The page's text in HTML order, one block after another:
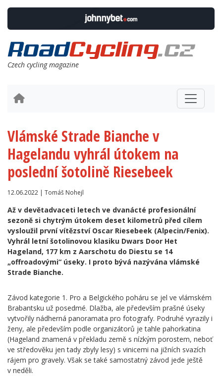
Czech cycling magazine
Vlámské Strade Bianche v
Hagelandu vyhrál útokem na
poslední šotolině Riesebeek
12.06.2022 | Tomáš Nohejl
Až v devětadvaceti letech ve dvanácté profesionální
sezoně si chytrým útokem deset kilometrů před cílem
vysloužil první vítězství Oscar Riesebeek (Alpecin/Fenix).
Vyhrál letní šotolinovou klasiku Dwars Door Het
Hageland, 177 km z Aarschotu do Diestu se 14
„offroadovými“ úseky. I proto bývá nazývána vlámské
Strade Bianche.
Závod kategorie 1. Pro a Belgického poháru se jel ve vlámském
Brabantsku už posedmé. Dlažba, ale především prašné úseky
vytvořily nádherná panoramata pro fotografy. Podruhé vyrazily i
ženy, ale především podle organizátorů je tahle pahorkatina
(Hageland znamená v překladu země s nízkým porostem, neboť
ve středověku jen tady zbyly lesy) s vinicemi na jižních svazích
rájem pro gravely. Však se také samostatný závod jede ještě
v neděli.